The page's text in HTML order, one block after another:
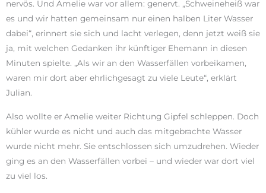
nervös. Und Amelie war vor allem: genervt. „Schweineheiß war
es und wir hatten gemeinsam nur einen halben Liter Wasser
dabei“, erinnert sie sich und lacht verlegen, denn jetzt weiß sie
ja, mit welchen Gedanken ihr künftiger Ehemann in diesen
Minuten spielte. „Als wir an den Wasserfällen vorbeikamen,
waren mir dort aber ehrlichgesagt zu viele Leute“, erklärt
Julian.
Also wollte er Amelie weiter Richtung Gipfel schleppen. Doch
kühler wurde es nicht und auch das mitgebrachte Wasser
wurde nicht mehr. Sie entschlossen sich umzudrehen. Wieder
ging es an den Wasserfällen vorbei – und wieder war dort viel
zu viel los.